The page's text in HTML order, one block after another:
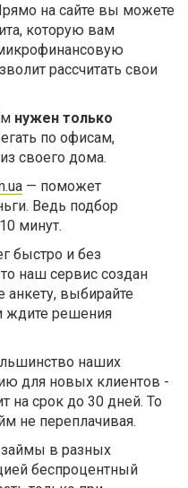
на сайте вы можете
которую вам
рассчитать свои
нужен только
по офисам,
своего дома.
— поможет
Ведь подбор
минут.
быстро и без
наш сервис создан
анкету, выбирайте
ждите решения
наших
для новых клиентов -
на срок до 30 дней. То
не переплачивая.
в разных
беспроцентный